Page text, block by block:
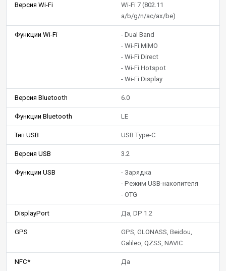
Версия Wi-Fi
Wi-Fi 7 (802.11
a/b/g/n/ac/ax/be)
Функции Wi-Fi
- Dual Band
- Wi-Fi MiMO
- Wi-Fi Direct
- Wi-Fi Hotspot
- Wi-Fi Display
Версия Bluetooth 6.0
Функции Bluetooth LE
Тип USB USB Type-C
Версия USB 3.2
Функции USB
- Зарядка
- Режим USB-накопителя
- OTG
DisplayPort Да, DP 1.2
GPS
GPS, GLONASS, Beidou,
Galileo, QZSS, NAVIC
NFC* Да